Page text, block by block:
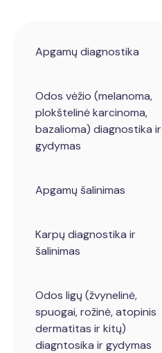
Apgamų diagnostika
Odos vėžio (melanoma,
plokštelinė karcinoma,
bazalioma) diagnostika ir
gydymas
Apgamų šalinimas
Karpų diagnostika ir
šalinimas
Odos ligų (žvynelinė,
spuogai, rožinė, atopinis
dermatitas ir kitų)
diagntosika ir gydymas